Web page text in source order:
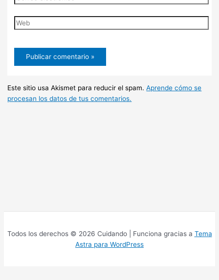
electrónico*
Web
Este sitio usa Akismet para reducir el spam.Aprende cómo se
procesan los datos de tus comentarios.
Todos los derechos © 2026 Cuidando | Funciona gracias a Tema
Astra para WordPress